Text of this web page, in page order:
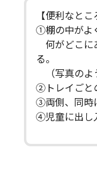
【便利なとこ
①棚の中がよ
何がどこに
る。
（写真のよ
➁トレイごと
➂両側、同時
④児童に出し